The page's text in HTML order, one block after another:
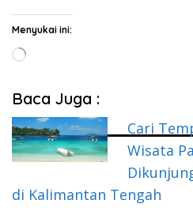
Menyukai ini:
Memuat...
Baca Juga :
Cari
Wisata
di Kalimantan Tengah